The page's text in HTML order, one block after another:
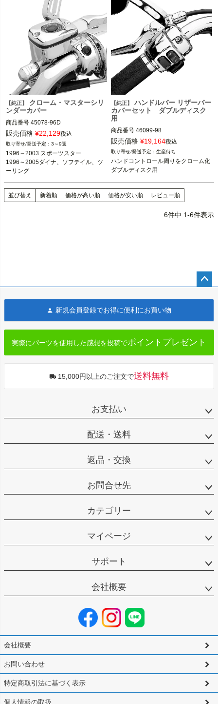
【純正】
クローム・マスターシリ
ンダーカバー
商品番号 45078-96D
1996～2003 スポーツスター
1996～2005 ダイナ
1996～2005 ソフテイル
2002～2005 VRSC
1996～2004 ツーリング
Harley Davidson（ハーレー ダビッド
ソン）
販売価格 ¥22,129税込
3～9週
1996～2003 スポーツスター
1996～2005ダイナ、ソフテイル、ツ
ーリング
【純正】
ハンドルバー リザーバー
カバーセット ダブルディスク
用
商品番号 46099-98
1996～2017 ダイナ
1996～2014 ソフテイル
1996～2007 ツーリング
1996～2003 スポーツスター
※上記ダブルディスク車
Harley Davidson（ハーレー ダビッド
ソン）
販売価格 ¥19,164税込
生産待ち
ハンドコントロール周りをクローム化
ダブルディスク用
並び替え 新着順 価格が高い順 価格が安い順 レビュー順
6件中 1-6件表示
へ
新規会員登録でお得に便利にお買い物
実際にパーツを使用した感想を投稿でポイントプレゼント
15,000円以上のご注文で送料無料
お支払い
配送・送料
返品・交換
お問合せ先
カテゴリー
マイページ
サポート
会社概要
会社概要
お問い合わせ
特定商取引法に基づく表示
個人情報の取扱